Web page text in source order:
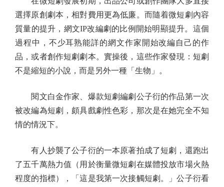
選擇原創劇本，相對費用更為低廉。而隨着微短劇內容
質量的提升，網文IP改編劇的比例開始明顯提升。這個
過程中，不少耳熟能詳的網文作家開始改編自己的作
品，或者創作短劇劇本。實操後，這些作家發現：短劇
不是縮短的小說，而是另外一種「生物」。
閱文白金作家、爆款短劇編劇公子衍的作品第一次
被改編為短劇，頗具戲劇性色彩，那次是在她完全不知
情的情況下。
有人抄襲了公子衍的一本原著拍成了短劇，還跑出
了五千萬熱力值（用於衡量微短劇在媒體投放市場火熱
程度的指標），「這是我第一次接觸短劇。」公子衍看